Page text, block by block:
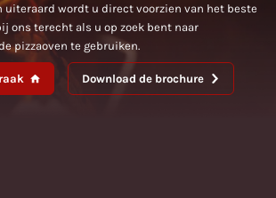
wordt u direct voorzien van het beste
ons terecht als u op zoek bent naar
pizzaoven te gebruiken.
Download de brochure